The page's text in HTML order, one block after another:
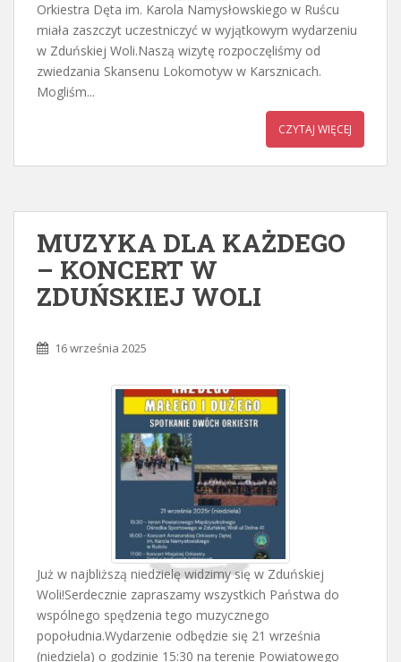
Orkiestra Dęta im. Karola Namysłowskiego w Ruścu
miała zaszczyt uczestniczyć w wyjątkowym wydarzeniu
w Zduńskiej Woli.Naszą wizytę rozpoczęliśmy od
zwiedzania Skansenu Lokomotyw w Karsznicach.
Mogliśm...
CZYTAJ WIĘCEJ
MUZYKA DLA KAŻDEGO
– KONCERT W
ZDUŃSKIEJ WOLI
16 września 2025
Już w najbliższą niedzielę widzimy się w Zduńskiej
Woli!Serdecznie zapraszamy wszystkich Państwa do
wspólnego spędzenia tego muzycznego
popołudnia.Wydarzenie odbędzie się 21 września
(niedziela) o godzinie 15:30 na terenie Powiatowego